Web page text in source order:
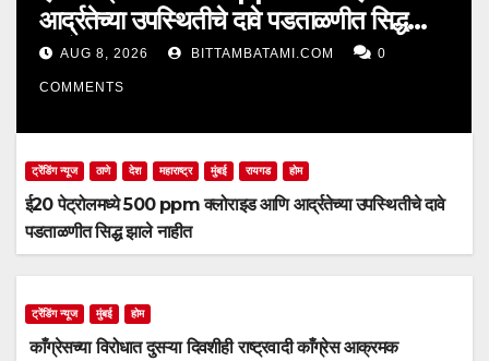
आर्द्रतेच्या उपस्थितीचे दावे पडताळणीत सिद्ध
झाले नाहीत
AUG 8, 2026 BITTAMBATAMI.COM 0
COMMENTS
ट्रेंडिंग न्यूज ठाणे देश महाराष्ट्र मुंबई रायगड होम
ई20 पेट्रोलमध्ये 500 ppm क्लोराइड आणि आर्द्रतेच्या उपस्थितीचे दावे
पडताळणीत सिद्ध झाले नाहीत
ट्रेंडिंग न्यूज मुंबई होम
काँग्रेसच्या विरोधात दुसऱ्या दिवशीही राष्ट्रवादी काँग्रेस आक्रमक